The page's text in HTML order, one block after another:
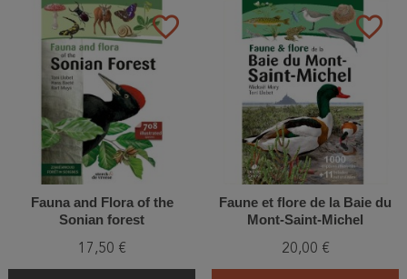
favorite_border
Fauna and Flora of the
Sonian forest
17,50 €
favorite_border
Faune et flore de la Baie du
Mont-Saint-Michel
20,00 €